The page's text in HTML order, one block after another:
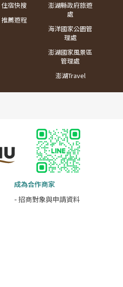
住宿快搜
推薦遊程
澎湖縣政府旅遊
處
海洋國家公園管
理處
澎湖國家風景區
管理處
澎湖Travel
成為合作商家
- 招商對象與申請資料